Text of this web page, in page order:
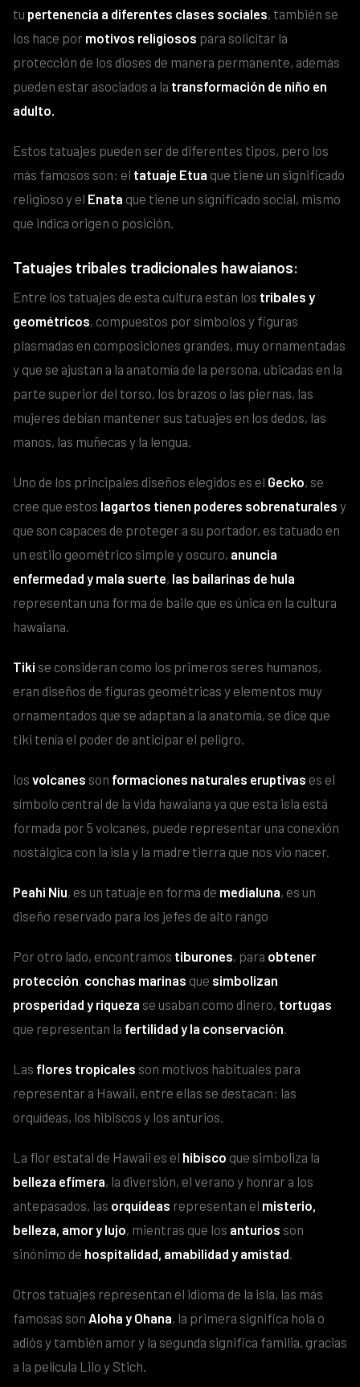
tu pertenencia a diferentes clases sociales, también se
los hace por motivos religiosos para solicitar la
protección de los dioses de manera permanente, además
pueden estar asociados a la transformación de niño en
adulto.
Estos tatuajes pueden ser de diferentes tipos, pero los
más famosos son: el tatuaje Etua que tiene un significado
religioso y el Enata que tiene un significado social, mismo
que indica origen o posición.
Tatuajes tribales tradicionales hawaianos:
Entre los tatuajes de esta cultura están los tribales y
geométricos, compuestos por símbolos y figuras
plasmadas en composiciones grandes, muy ornamentadas
y que se ajustan a la anatomía de la persona, ubicadas en la
parte superior del torso, los brazos o las piernas, las
mujeres debían mantener sus tatuajes en los dedos, las
manos, las muñecas y la lengua.
Uno de los principales diseños elegidos es el Gecko, se
cree que estos lagartos tienen poderes sobrenaturales y
que son capaces de proteger a su portador, es tatuado en
un estilo geométrico simple y oscuro, anuncia
enfermedad y mala suerte, las bailarinas de hula
representan una forma de baile que es única en la cultura
hawaiana.
Tiki se consideran como los primeros seres humanos,
eran diseños de figuras geométricas y elementos muy
ornamentados que se adaptan a la anatomía, se dice que
tiki tenía el poder de anticipar el peligro.
los volcanes son formaciones naturales eruptivas es el
símbolo central de la vida hawaiana ya que esta isla está
formada por 5 volcanes, puede representar una conexión
nostálgica con la isla y la madre tierra que nos vio nacer.
Peahi Niu, es un tatuaje en forma de medialuna, es un
diseño reservado para los jefes de alto rango
Por otro lado, encontramos tiburones, para obtener
protección, conchas marinas que simbolizan
prosperidad y riqueza se usaban como dinero, tortugas
que representan la fertilidad y la conservación
Las flores tropicales son motivos habituales para
representar a Hawaii, entre ellas se destacan: las
orquídeas, los hibiscos y los anturios.
La flor estatal de Hawaii es el hibisco que simboliza la
belleza efímera, la diversión, el verano y honrar a los
antepasados, las orquídeas representan el misterio,
belleza, amor y lujo, mientras que los anturios son
sinónimo de hospitalidad, amabilidad y amistad
Otros tatuajes representan el idioma de la isla, las más
famosas son Aloha y Ohana, la primera significa hola o
adiós y también amor y la segunda significa familia, gracias
a la película Lilo y Stich.